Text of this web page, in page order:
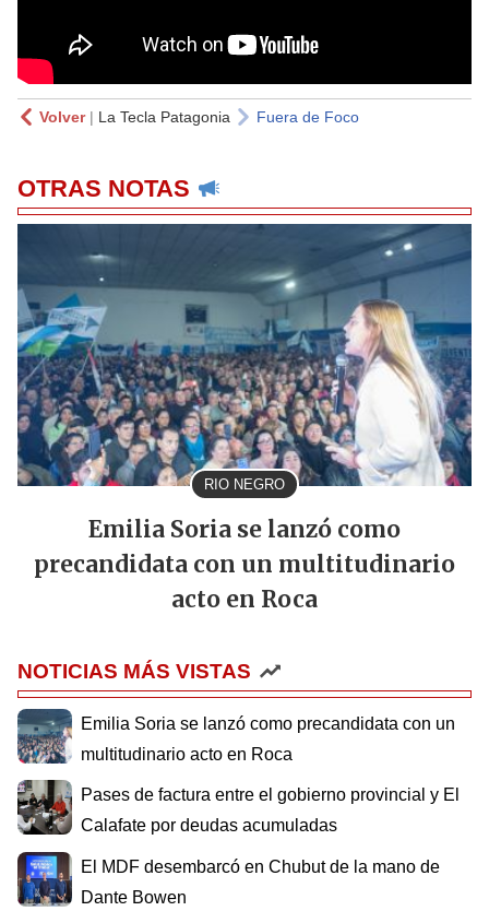
Volver| La Tecla Patagonia Fuera de Foco
OTRAS NOTAS
RIO NEGRO
Emilia Soria se lanzó como
precandidata con un multitudinario
acto en Roca
NOTICIAS MÁS VISTAS
Emilia Soria se lanzó como precandidata con un
multitudinario acto en Roca
Pases de factura entre el gobierno provincial y El
Calafate por deudas acumuladas
El MDF desembarcó en Chubut de la mano de
Dante Bowen